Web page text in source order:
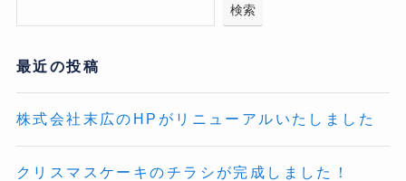
検索
最近の投稿
株式会社末広のHPがリニューアルいたしました
クリスマスケーキのチラシが完成しました！